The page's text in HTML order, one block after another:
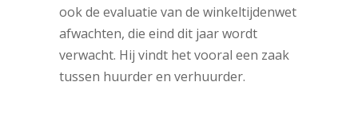
ook de evaluatie van de winkeltijdenwet
afwachten, die eind dit jaar wordt
verwacht. Hij vindt het vooral een zaak
tussen huurder en verhuurder.